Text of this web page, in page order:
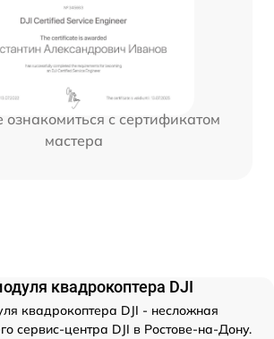
с сертификатом
мастера
квадрокоптера DJI
квадрокоптера DJI - несложная
сервис-центра DJI в Ростове-на-Дону.